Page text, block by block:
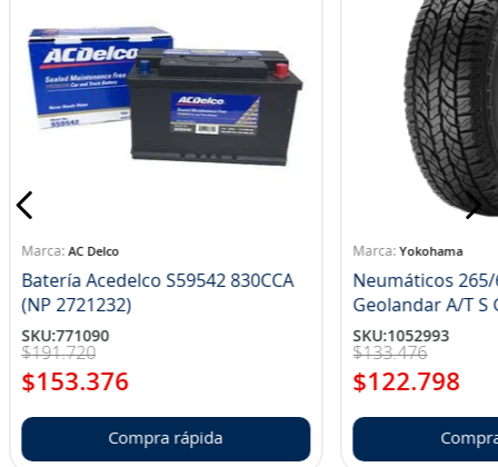
AC Delco
Batería Acedelco S59542 830CCA
(NP 2721232)
SKU:771090
$191.720
$153.376
Compra rápida
Yokohama
Neumáticos 265/
SKU:1052993
$133.476
$122.798